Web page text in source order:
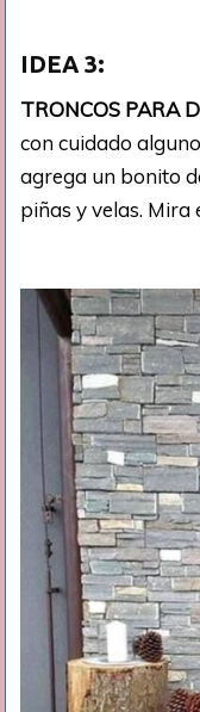
IDEA 3:
TRONCOS PARA
con cuidado
agrega un bonito
piñas y velas. Mira